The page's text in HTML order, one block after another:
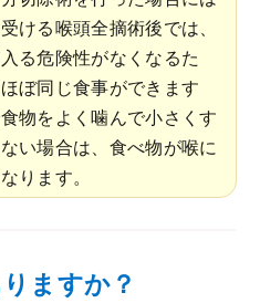
ける喉頭全摘術後では、
る危険性がなくなるた
ぼ同じ食事ができます
物をよく噛んで小さくす
い場合は、食べ物が喉に
ります。
ますか？